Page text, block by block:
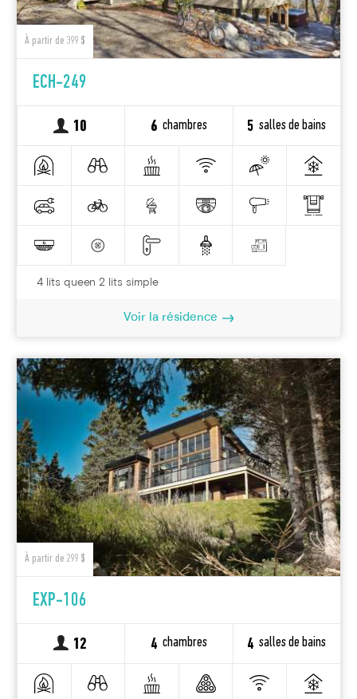
À partir de 399 $
ECH-249
10 6 chambres 5 salles de bains
4 lits queen 2 lits simple
Voir la résidence
À partir de 299 $
EXP-106
12 4 chambres 4 salles de bains